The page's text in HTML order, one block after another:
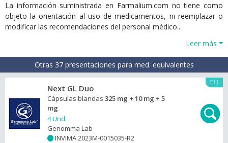
La información suministrada en Farmalium.com no tiene como
objeto la orientación al uso de medicamentos, ni reemplazar o
modificar las recomendaciones del personal médico...
Leer más
Otras 37 presentaciones para med. equivalentes
C11
Next GL Duo
Cápsulas blandas 325 mg + 10 mg + 5
mg
4 Und.
Genomma Lab
INVIMA 2023M-0015035-R2